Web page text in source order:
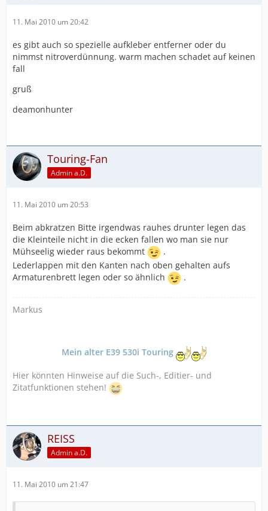
11. Mai 2010 um 20:42
es gibt auch so spezielle aufkleber entferner oder du
nimmst nitroverdünnung. warm machen schadet auf keinen
fall
gruß
deamonhunter
Touring-Fan
Admin a.D.
11. Mai 2010 um 20:53
Beim abkratzen Bitte irgendwas rauhes drunter legen das
die Kleinteile nicht in die ecken fallen wo man sie nur
Mühseelig wieder raus bekommt
.
Lederlappen mit den Kanten nach oben gehalten aufs
Armaturenbrett legen oder so ähnlich
.
Markus
Mein alter E39 530i Touring
Hier könnten Hinweise auf die Such-, Editier- und
Zitatfunktionen stehen!
REISS
Admin a.D.
11. Mai 2010 um 21:47